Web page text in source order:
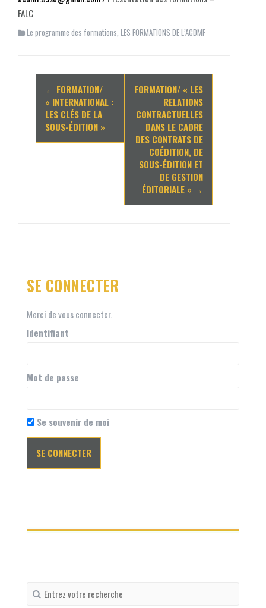
FALC
Le programme des formations, LES FORMATIONS DE L’ACDMF
Navigation
d'article
← FORMATION/
« INTERNATIONAL :
LES CLÉS DE LA
SOUS-ÉDITION »
FORMATION/ « LES
RELATIONS
CONTRACTUELLES
DANS LE CADRE
DES CONTRATS DE
COÉDITION, DE
SOUS-ÉDITION ET
DE GESTION
ÉDITORIALE » →
SE CONNECTER
Merci de vous connecter.
Identifiant
Mot de passe
Se souvenir de moi
Recherche
pour